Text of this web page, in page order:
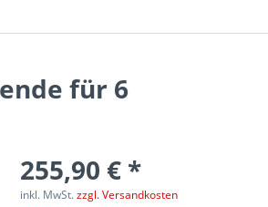
für 6
255,90 € *
inkl. MwSt.zzgl. Versandkosten